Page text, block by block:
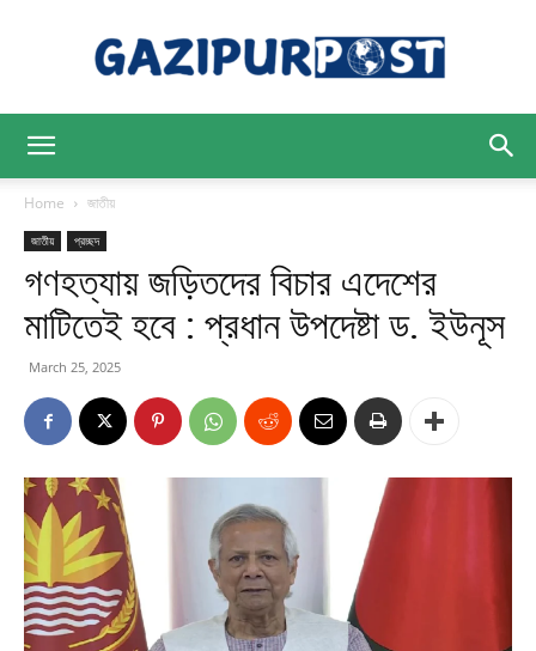
Post
Home জাতীয়
জাতীয় প্রচ্ছদ
গণহত্যায় জড়িতদের বিচার এদেশের
মাটিতেই হবে : প্রধান উপদেষ্টা ড. ইউনূস
March 25, 2025